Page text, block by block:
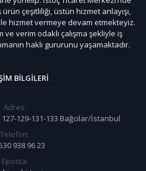
çeşitliliği, üstün hizmet anlayışı,
hizmet vermeye devam etmekteyiz.
ve verim odaklı çalışma şekliyle iş
haklı gururunu yaşamaktadır.
BILGILERI
Adres:
129-131-133 Bağcılar/İstanbul
Telefon:
938 96 23
Eposta: